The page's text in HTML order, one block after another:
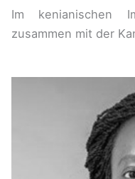
Im kenianischen
zusammen mit der